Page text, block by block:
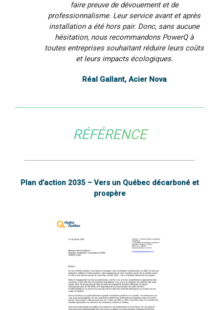
faire preuve de dévouement et de
professionnalisme. Leur service avant et après
installation a été hors pair. Donc, sans aucune
hésitation, nous recommandons PowerQ à
toutes entreprises souhaitant réduire leurs coûts
et leurs impacts écologiques.
Réal Gallant, Acier Nova
RÉFÉRENCE
Plan d’action 2035 – Vers un Québec décarboné et
prospère